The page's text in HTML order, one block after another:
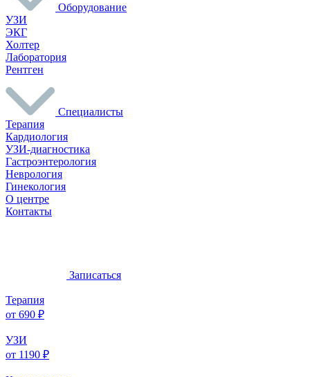
Оборудование
УЗИ
ЭКГ
Холтер
Лаборатория
Рентген
Специалисты
Терапия
Кардиология
УЗИ-диагностика
Гастроэнтерология
Неврология
Гинекология
О центре
Контакты
Записаться
Терапия
от 690 ₽
УЗИ
от 1190 ₽